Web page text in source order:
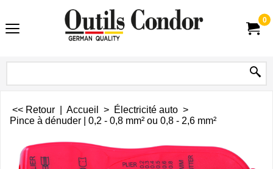
0
<< Retour Accueil > Électricité auto >
Pince à dénuder | 0,2 - 0,8 mm² ou 0,8 - 2,6 mm²